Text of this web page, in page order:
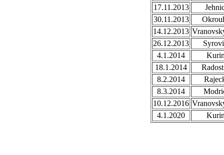
17.11.2013
30.11.2013
14.12.2013
26.12.2013
4.1.2014
18.1.2014
8.2.2014
8.3.2014
10.12.2016
4.1.2020